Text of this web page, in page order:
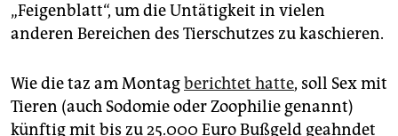
„Feigenblatt“, um die Untätigkeit in vielen
anderen Bereichen des Tierschutzes zu kaschieren.
Wie die taz am Montagberichtet hatte, soll Sex mit
Tieren (auch Sodomie oder Zoophilie genannt)
künftig mit bis zu 25.000 Euro Bußgeld geahndet